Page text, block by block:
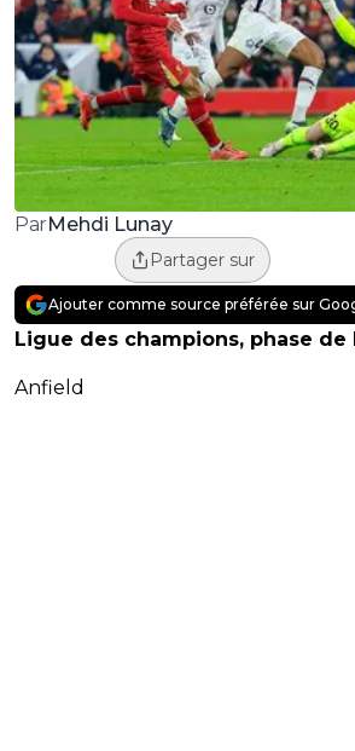
ParMehdi Lunay
Partager sur
Ajouter comme source préférée sur
Ligue des champions, phase
Anfield